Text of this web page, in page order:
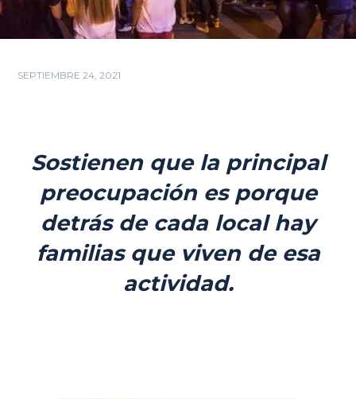
SEPTIEMBRE 24, 2021
Sostienen que la principal
preocupación es porque
detrás de cada local hay
familias que viven de esa
actividad.